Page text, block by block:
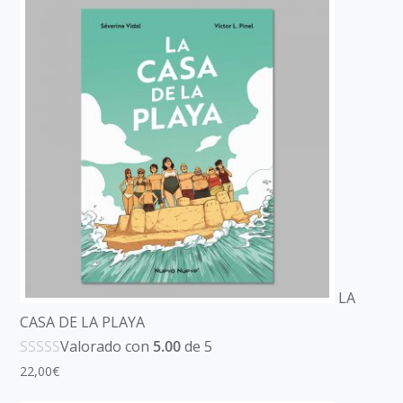
LA
CASA DE LA PLAYA
Valorado con 5.00de 5
22,00€